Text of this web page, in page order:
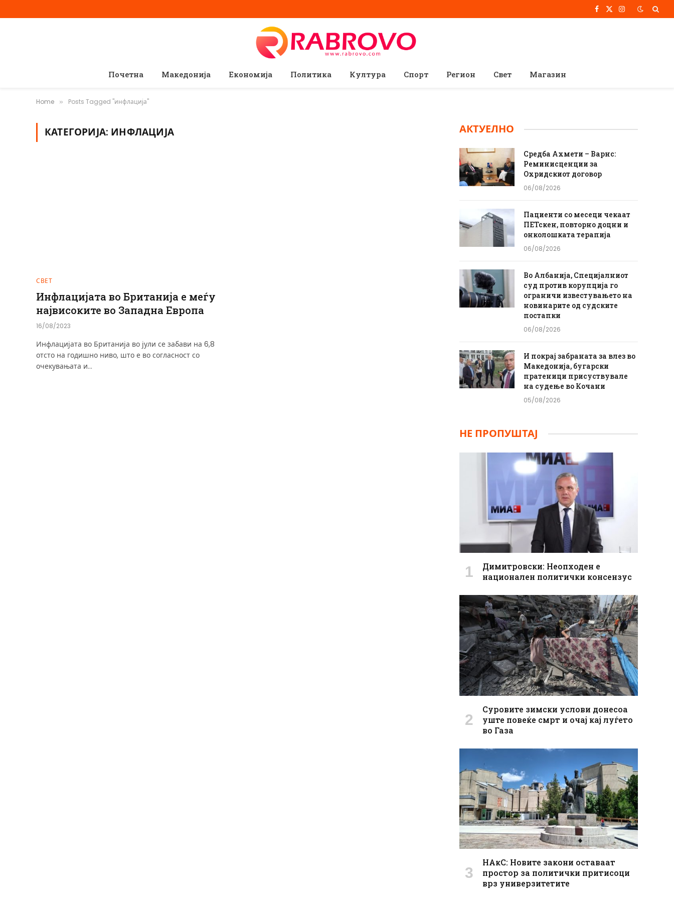
Facebook
X
Instagram
Почетна Македонија Економија Политика Култура Спорт Регион Свет Магазин
Home » Posts Tagged "инфлација"
КАТЕГОРИЈА: ИНФЛАЦИЈА
СВЕТ
Инфлацијата во Британија е меѓу
највисоките во Западна Европа
16/08/2023
Инфлацијата во Британија во јули се забави на 6,8
отсто на годишно ниво, што е во согласност со
очекувањата и…
АКТУЕЛНО
Средба Ахмети – Варнс:
Реминисценции за
Охридскиот договор
06/08/2026
Пациенти со месеци чекаат
ПЕТскен, повторно доцни и
онколошката терапија
06/08/2026
Во Албанија, Специјалниот
суд против корупција го
ограничи известувањето на
новинарите од судските
постапки
06/08/2026
И покрај забраната за влез во
Македонија, бугарски
пратеници присуствувале
на судење во Кочани
05/08/2026
НЕ ПРОПУШТАЈ
Димитровски: Неопходен е
национален политички консензус
Суровите зимски услови донесоа
уште повеќе смрт и очај кај луѓето
во Газа
НАкС: Новите закони оставаат
простор за политички притисоци
врз универзитетите